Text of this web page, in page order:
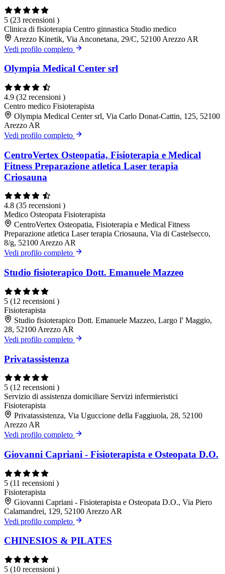
5 (23 recensioni )
Clinica di fisioterapia Centro ginnastica Studio medico
Arezzo Kinetik, Via Anconetana, 29/C, 52100 Arezzo AR
Vedi profilo completo
Olympia Medical Center srl
4.9 (32 recensioni )
Centro medico Fisioterapista
Olympia Medical Center srl, Via Carlo Donat-Cattin, 125, 52100
Arezzo AR
Vedi profilo completo
CentroVertex Osteopatia, Fisioterapia e Medical
Fitness Preparazione atletica Laser terapia
Criosauna
4.8 (35 recensioni )
Medico Osteopata Fisioterapista
CentroVertex Osteopatia, Fisioterapia e Medical Fitness
Preparazione atletica Laser terapia Criosauna, Via di Castelsecco,
8/g, 52100 Arezzo AR
Vedi profilo completo
Studio fisioterapico Dott. Emanuele Mazzeo
5 (12 recensioni )
Fisioterapista
Studio fisioterapico Dott. Emanuele Mazzeo, Largo I' Maggio,
28, 52100 Arezzo AR
Vedi profilo completo
Privatassistenza
5 (12 recensioni )
Servizio di assistenza domiciliare Servizi infermieristici
Fisioterapista
Privatassistenza, Via Uguccione della Faggiuola, 28, 52100
Arezzo AR
Vedi profilo completo
Giovanni Capriani - Fisioterapista e Osteopata D.O.
5 (11 recensioni )
Fisioterapista
Giovanni Capriani - Fisioterapista e Osteopata D.O., Via Piero
Calamandrei, 129, 52100 Arezzo AR
Vedi profilo completo
CHINESIOS & PILATES
5 (10 recensioni )